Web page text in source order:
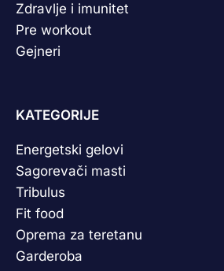
Zdravlje i imunitet
Pre workout
Gejneri
KATEGORIJE
Energetski gelovi
Sagorevači masti
Tribulus
Fit food
Oprema za teretanu
Garderoba